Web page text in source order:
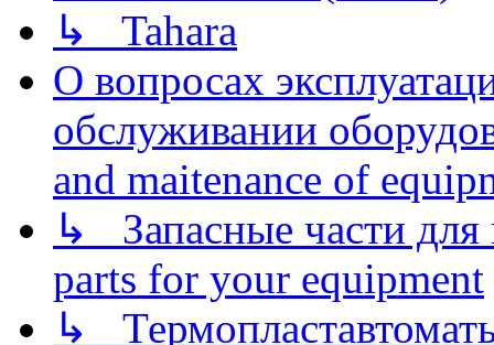
↳ Tahara
О вопросах
обслуживании
and maitenance of
↳ Запасные части для
parts for your equipment
↳